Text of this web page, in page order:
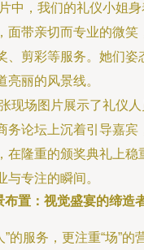
中，我们的礼仪小姐
面带亲切而专业的微笑
、剪彩等服务。她们姿
亮丽的风景线。
现场图片展示了礼仪
务论坛上沉着引导嘉宾
在隆重的颁奖典礼上稳
与专注的瞬间。
布置：视觉盛宴的缔造
的服务，更注重“场”